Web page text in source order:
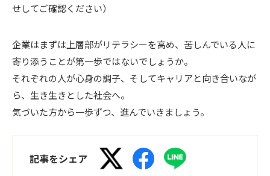
せしてご確認ください）
企業はまずは上層部がリテラシーを高め、苦しんでいる人に
寄り添うことが第一歩ではないでしょうか。
それぞれの人が心身の調子、そしてキャリアと向き合いなが
ら、生き生きとした社会へ。
気づいた方から一歩ずつ、進んでいきましょう。
記事をシェア